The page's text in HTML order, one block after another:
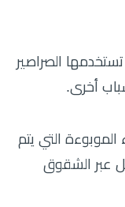
الصراصير
أخرى.
التي يتم
عبر الشقوق